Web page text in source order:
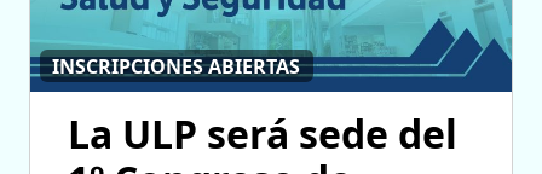
INSCRIPCIONES ABIERTAS
La ULP será sede del